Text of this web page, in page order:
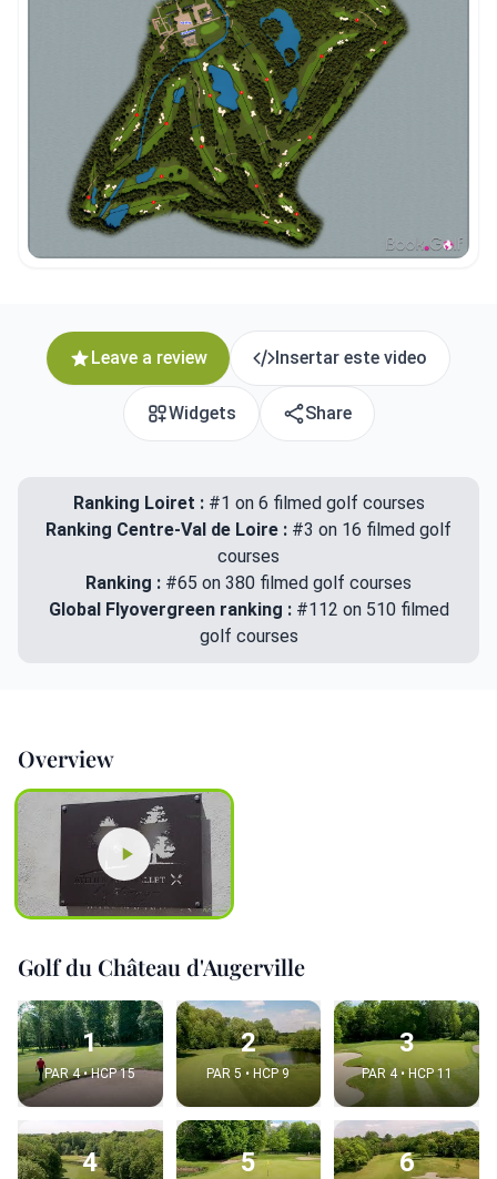
Leave a review Insertar este video
Widgets Share
Ranking Loiret :#1 on 6 filmed golf courses
Ranking Centre-Val de Loire : #3 on 16 filmed golf
courses
Ranking : #65 on 380 filmed golf courses
Global Flyovergreen ranking : #112 on 510 filmed
golf courses
Overview
Golf du Château d'Augerville
1
PAR 4 • HCP 15
2
PAR 5 • HCP 9
3
PAR 4 • HCP 11
4 5 6